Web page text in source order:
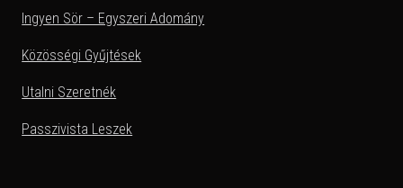
Ingyen Sör – Egyszeri Adomány
Közösségi Gyűjtések
Utalni Szeretnék
Passzivista Leszek